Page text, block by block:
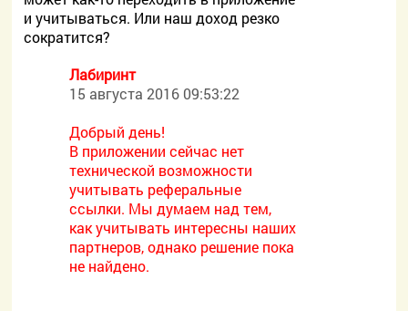
и учитываться. Или наш доход резко
сократится?
Лабиринт
15 августа 2016 09:53:22
Добрый день!
В приложении сейчас нет
технической возможности
учитывать реферальные
ссылки. Мы думаем над тем,
как учитывать интересны наших
партнеров, однако решение пока
не найдено.